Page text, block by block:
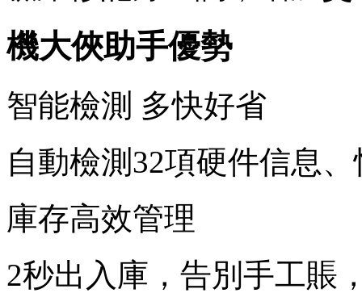
機大俠助手優勢
智能檢測 多快好省
自動檢測32項硬件信息
庫存高效管理
2秒出入庫，告別手工賬